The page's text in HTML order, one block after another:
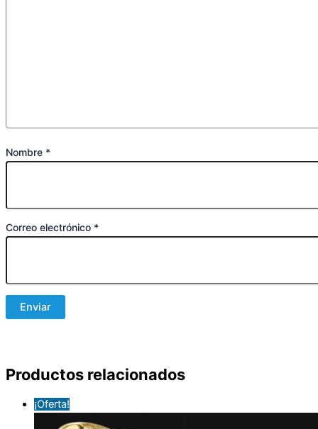
Nombre *
Correo electrónico *
Productos relacionados
¡Oferta!